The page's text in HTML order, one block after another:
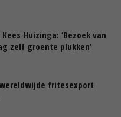
Huizinga: ‘Bezoek van
zelf groente plukken’
fritesexport